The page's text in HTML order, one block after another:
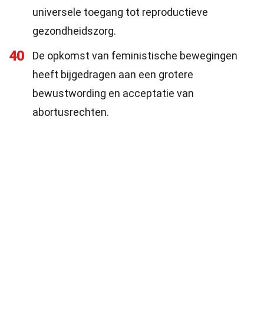
universele toegang tot reproductieve
gezondheidszorg.
40
De opkomst van feministische bewegingen
heeft bijgedragen aan een grotere
bewustwording en acceptatie van
abortusrechten.